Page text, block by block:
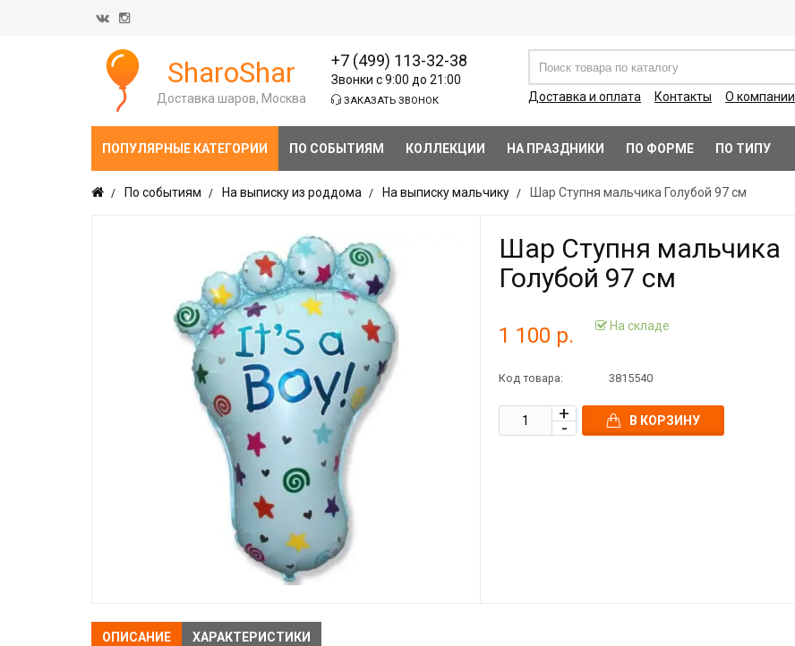
SharoShar
Доставка шаров, Москва
+7 (499) 113-32-38
Звонки с 9:00 до 21:00
ЗАКАЗАТЬ ЗВОНОК Доставка и оплата Контакты О компании
ПОПУЛЯРНЫЕ КАТЕГОРИИ ПО СОБЫТИЯМ КОЛЛЕКЦИИ НА ПРАЗДНИКИ ПО ФОРМЕ ПО ТИПУ
По событиям На выписку из роддома На выписку мальчику Шар Ступня мальчика Голубой 97 см
Шар Ступня мальчика
Голубой 97 см
1 100 р. На складе
Код товара: 3815540
В КОРЗИНУ
ОПИСАНИЕ ХАРАКТЕРИСТИКИ